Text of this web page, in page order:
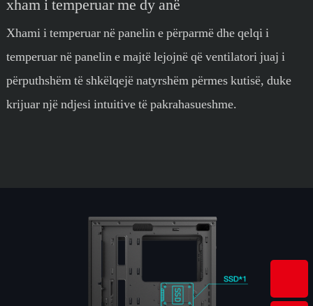
xham i temperuar me dy anë
Xhami i temperuar në panelin e përparmë dhe qelqi i
temperuar në panelin e majtë lejojnë që ventilatori juaj i
përputhshëm të shkëlqejë natyrshëm përmes kutisë, duke
krijuar një ndjesi intuitive të pakrahasueshme.